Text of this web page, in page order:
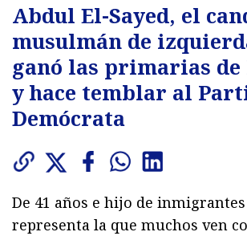
Abdul El-Sayed, el
musulmán de
ganó las primarias
y hace temblar al
Demócrata
De 41 años e hijo de
representa la que muchos ven